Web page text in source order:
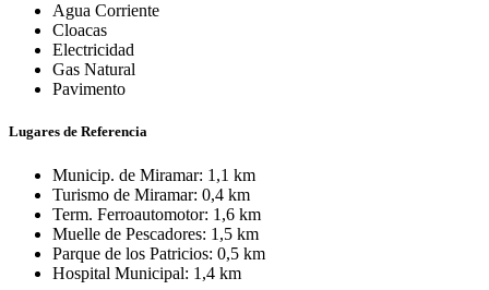
Agua Corriente
Cloacas
Electricidad
Gas Natural
Pavimento
Lugares de Referencia
Municip. de Miramar: 1,1 km
Turismo de Miramar: 0,4 km
Term. Ferroautomotor: 1,6 km
Muelle de Pescadores: 1,5 km
Parque de los Patricios: 0,5 km
Hospital Municipal: 1,4 km